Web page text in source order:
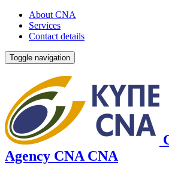
About CNA
Services
Contact details
Toggle navigation
Agency CNA CNA